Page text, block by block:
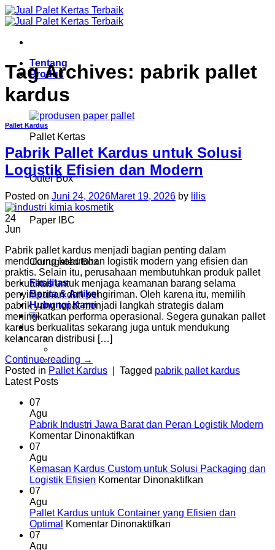
Skip
to
Tentang
Produk
Pallet Kertas
Outer Box
Paper IBC
Corrugated Box
Fasilitas
Berita & Artikel
Hubungi Kami
Tag Archives: pabrik pallet
kardus
Pallet Kardus
Pabrik Pallet Kardus untuk Solusi
Logistik Efisien dan Modern
Posted on Juni 24, 2026Maret 19, 2026 by lilis
24
Jun
Pabrik pallet kardus menjadi bagian penting dalam
mendukung kebutuhan logistik modern yang efisien dan
praktis. Selain itu, perusahaan membutuhkan produk pallet
berkualitas untuk menjaga keamanan barang selama
penyimpanan dan pengiriman. Oleh karena itu, memilih
pabrik yang tepat menjadi langkah strategis dalam
meningkatkan performa operasional. Segera gunakan pallet
kardus berkualitas sekarang juga untuk mendukung
kelancaran distribusi […]
Continue reading →
Posted in Pallet Kardus Tagged pabrik pallet kardus
Latest Posts
07
Agu
Pabrik Industri Jawa Barat dan Peran Logistik Modern
Komentar Dinonaktifkan
Jawa
Barat
Logistik
Modern
07
Agu
Kemasan Kardus Custom untuk Solusi Packaging dan
Logistik Efisien Komentar Dinonaktifkan
Custom
07
Agu
Pallet Kardus untuk Container yang Efisien dan
Optimal
Komentar Dinonaktifkan
07
Agu